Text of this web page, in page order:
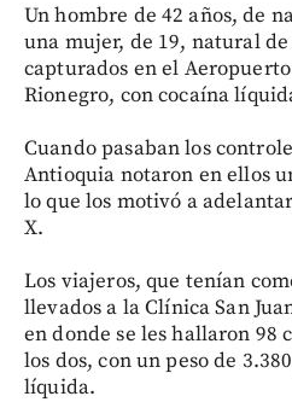
Un hombre de 42 años, de
una mujer, de 19, natural
capturados en el
Rionegro, con cocaína
Cuando pasaban los
Antioquia notaron en ellos
lo que los motivó a
X.
Los viajeros, que tenían
llevados a la Clínica San
en donde se les hallaron 98
los dos, con un peso de
líquida.